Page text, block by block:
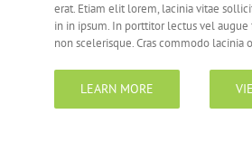
erat. Etiam elit lorem, lacinia vitae
in in ipsum. In porttitor lectus vel
non scelerisque. Cras commodo lacinia
LEARN MORE